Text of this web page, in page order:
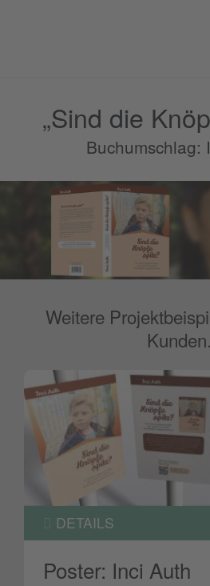
„Sind die
Buchumschlag:
Weitere
Kunden.
DETAILS
Poster: Inci Auth